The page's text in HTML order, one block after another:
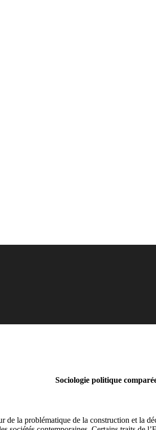
Sociologie politique
de la problématique de la construction et la